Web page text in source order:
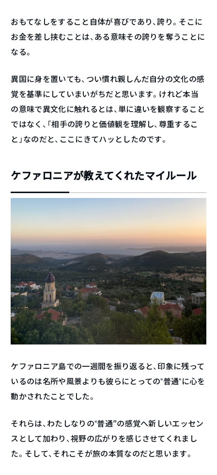
おもてなしをすること自体が喜びであり、誇り。そこに
お金を差し挟むことは、ある意味その誇りを奪うことに
なる。
異国に身を置いても、つい慣れ親しんだ自分の文化の感
覚を基準にしていまいがちだと思います。けれど本当
の意味で異文化に触れるとは、単に違いを観察すること
ではなく、「相手の誇りと価値観を理解し、尊重するこ
と」なのだと、ここにきてハッとしたのです。
ケファロニアが教えてくれたマイルール
ケファロニア島での一週間を振り返ると、印象に残って
いるのは名所や風景よりも彼らにとっての“普通”に心を
動かされたことでした。
それらは、わたしなりの“普通″の感覚へ新しいエッセン
スとして加わり、視野の広がりを感じさせてくれまし
た。そして、それこそが旅の本質なのだと思います。